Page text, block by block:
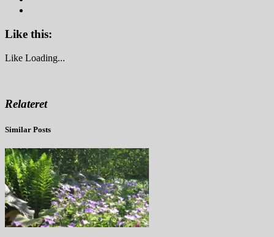
Like this:
Like Loading...
Relateret
Similar Posts